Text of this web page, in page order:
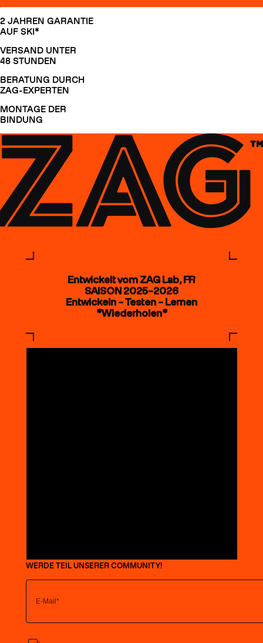
2 JAHREN GARANTIE
AUF SKI*
VERSAND UNTER
48 STUNDEN
BERATUNG DURCH
ZAG-EXPERTEN
MONTAGE DER
BINDUNG
Entwickelt vom ZAG Lab, FR
SAISON 2025–2026
Entwickeln – Testen – Lernen
*Wiederholen*
WERDE TEIL UNSERER COMMUNITY!